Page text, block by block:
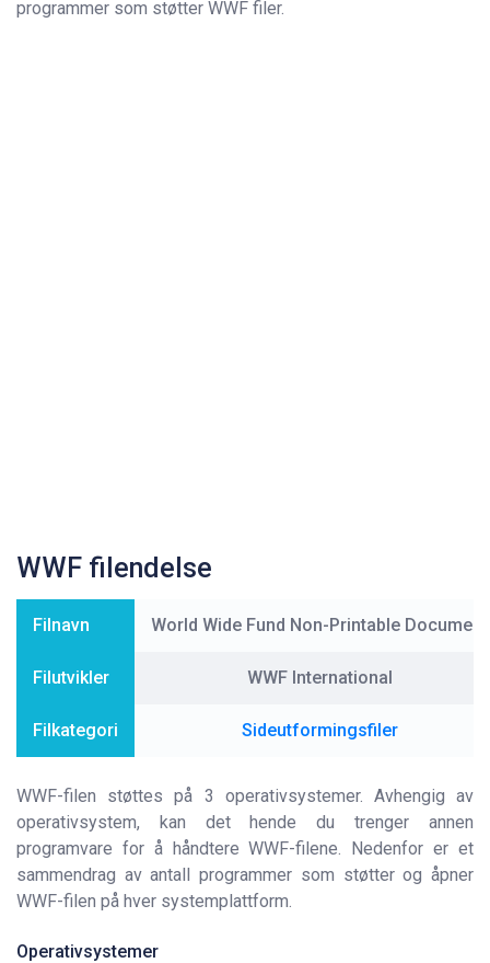
programmer som støtter WWF filer.
WWF filendelse
Filnavn World Wide Fund Non-Printable Document
Filutvikler WWF International
Filkategori Sideutformingsfiler
WWF-filen støttes på 3 operativsystemer. Avhengig av
operativsystem, kan det hende du trenger annen
programvare for å håndtere WWF-filene. Nedenfor er et
sammendrag av antall programmer som støtter og åpner
WWF-filen på hver systemplattform.
Operativsystemer